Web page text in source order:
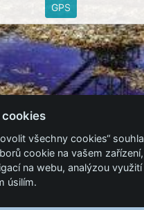
GPS
všechny cookies“
cookie na vašem
na webu, analýzou
úsilím.